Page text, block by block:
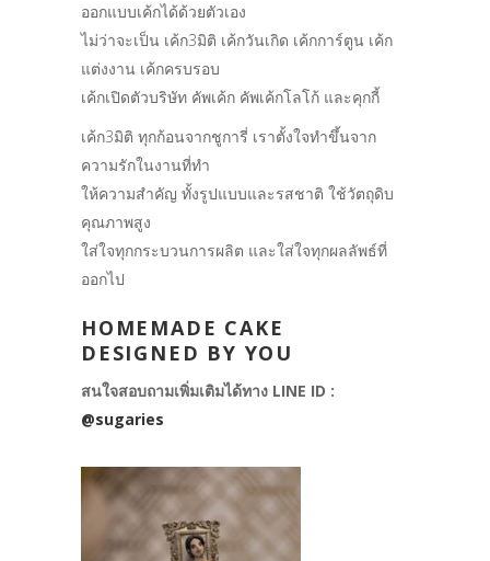
ออกแบบเค้กได้ด้วยตัวเอง
ไม่ว่าจะเป็น เค้ก3มิติ เค้กวันเกิด เค้กการ์ตูน เค้ก
แต่งงาน เค้กครบรอบ
เค้กเปิดตัวบริษัท คัพเค้ก คัพเค้กโลโก้ และคุกกี้
เค้ก3มิติ ทุกก้อนจากชูการี่ เราตั้งใจทำขึ้นจาก
ความรักในงานที่ทำ
ให้ความสำคัญ ทั้งรูปแบบและรสชาติ ใช้วัตถุดิบ
คุณภาพสูง
ใส่ใจทุกกระบวนการผลิต และใส่ใจทุกผลลัพธ์ที่
ออกไป
HOMEMADE CAKE
DESIGNED BY YOU
สนใจสอบถามเพิ่มเติมได้ทาง LINE ID :
@sugaries